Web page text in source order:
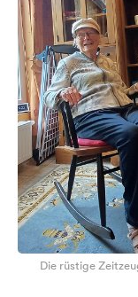
Die rüstige